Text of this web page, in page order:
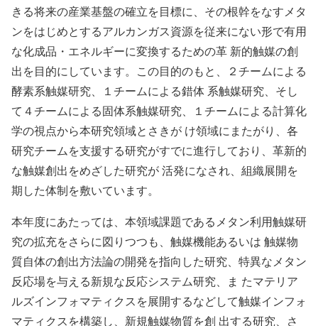
きる将来の産業基盤の確立を目標に、その根幹をなすメタ
ンをはじめとするアルカンガス資源を従来にない形で有用
な化成品・エネルギーに変換するための革 新的触媒の創
出を目的にしています。この目的のもと、２チームによる
酵素系触媒研究、１チームによる錯体 系触媒研究、そし
て４チームによる固体系触媒研究、１チームによる計算化
学の視点から本研究領域とさきが け領域にまたがり、各
研究チームを支援する研究がすでに進行しており、革新的
な触媒創出をめざした研究が 活発になされ、組織展開を
期した体制を敷いています。
本年度にあたっては、本領域課題であるメタン利用触媒研
究の拡充をさらに図りつつも、触媒機能あるいは 触媒物
質自体の創出方法論の開発を指向した研究、特異なメタン
反応場を与える新規な反応システム研究、ま たマテリア
ルズインフォマティクスを展開するなどして触媒インフォ
マティクスを構築し、新規触媒物質を創 出する研究、さ